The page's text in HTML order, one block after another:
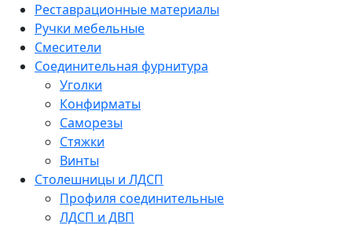
Реставрационные материалы
Ручки мебельные
Смесители
Соединительная фурнитура
Уголки
Конфирматы
Саморезы
Стяжки
Винты
Столешницы и ЛДСП
Профиля соединительные
ЛДСП и ДВП